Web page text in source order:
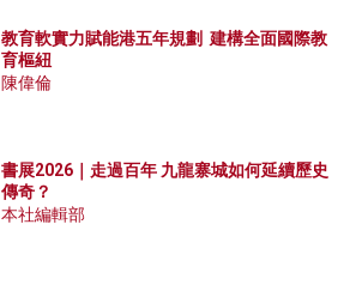
教育軟實力賦能港五年規劃 建構全面國際教
育樞紐
陳偉倫
書展2026｜走過百年 九龍寨城如何延續歷史
傳奇？
本社編輯部